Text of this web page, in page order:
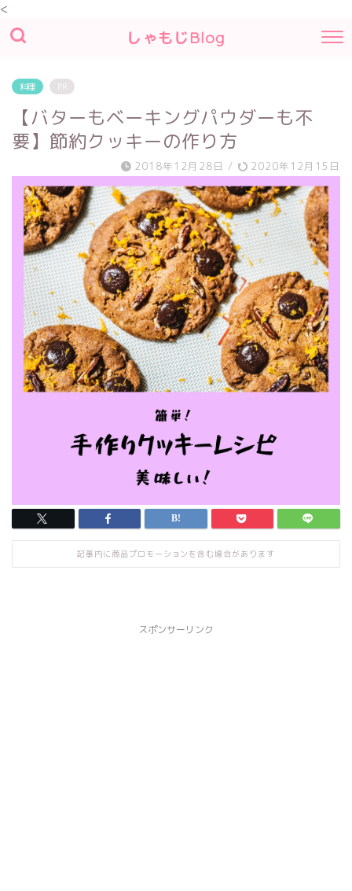
<
しゃもじBlog
料理 PR
【バターもベーキングパウダーも不
要】節約クッキーの作り方
2018年12月28日 / 2020年12月15日
記事内に商品プロモーションを含む場合があります
スポンサーリンク